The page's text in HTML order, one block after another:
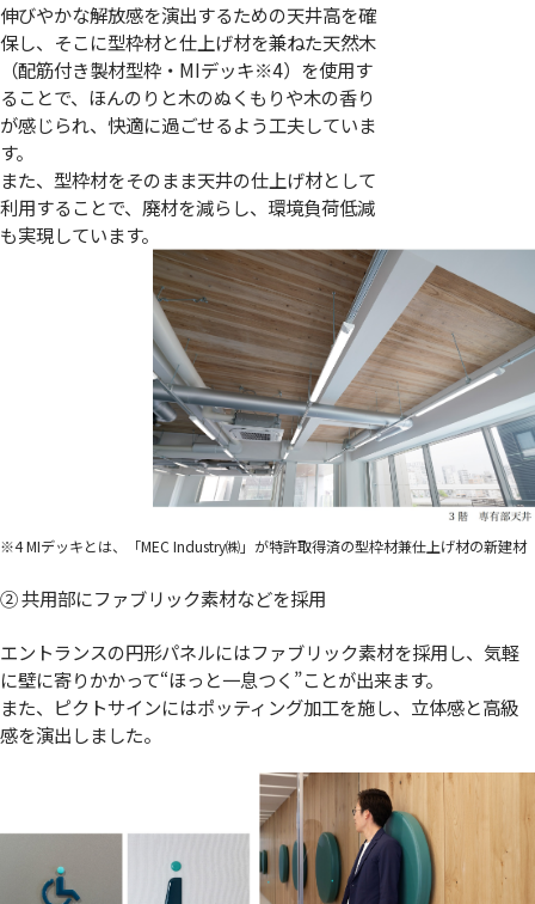
伸びやかな解放感を演出するための天井高を確
保し、そこに型枠材と仕上げ材を兼ねた天然木
（配筋付き製材型枠・MIデッキ※4）を使用す
ることで、ほんのりと木のぬくもりや木の香り
が感じられ、快適に過ごせるよう工夫していま
す。
また、型枠材をそのまま天井の仕上げ材として
利用することで、廃材を減らし、環境負荷低減
も実現しています。
※4 MIデッキとは、「MEC Industry㈱」が特許取得済の型枠材兼仕上げ材の新建材
② 共用部にファブリック素材などを採用
エントランスの円形パネルにはファブリック素材を採用し、気軽
に壁に寄りかかって“ほっと一息つく”ことが出来ます。
また、ピクトサインにはポッティング加工を施し、立体感と高級
感を演出しました。